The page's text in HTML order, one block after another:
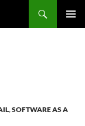
,SOFTWARE AS A